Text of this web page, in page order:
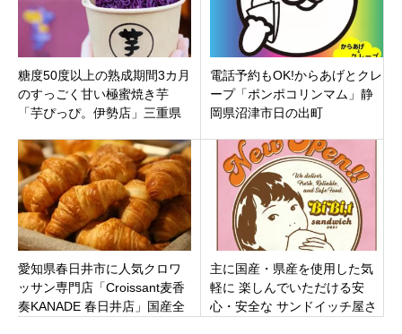
糖度50度以上の熟成期間3カ月
のすっごく甘い極蜜焼き芋
「芋ぴっぴ。伊勢店」三重県
電話予約もOK!からあげとクレ
ープ「ポンポコリンマム」静
岡県沼津市日の出町
愛知県春日井市に人気クロワ
ッサン専門店「Croissant麦香
奏KANADE 春日井店」国産全
主に国産・県産を使用した気
軽に 楽しんでいただける安
心・安全な サンドイッチ屋さ